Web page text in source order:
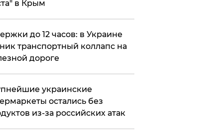
в Крым
до 12 часов: в Украине
транспортный коллапс на
дороге
украинские
остались без
из-за российских атак